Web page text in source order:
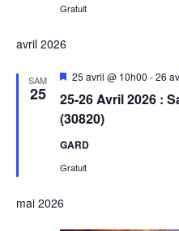
Gratuit
avril 2026
SAM
25
25-26 Avril 2026 :
(30820)
Mis
avant
25 avril @ 10h00 -26
GARD
Gratuit
mai 2026